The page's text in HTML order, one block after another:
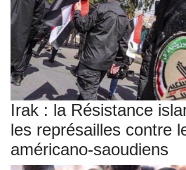
Irak : la Résistance
les représailles contre
américano-saoudiens